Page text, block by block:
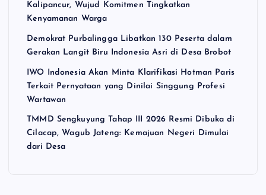
Kalipancur, Wujud Komitmen Tingkatkan
Kenyamanan Warga
Demokrat Purbalingga Libatkan 130 Peserta dalam
Gerakan Langit Biru Indonesia Asri di Desa Brobot
IWO Indonesia Akan Minta Klarifikasi Hotman Paris
Terkait Pernyataan yang Dinilai Singgung Profesi
Wartawan
TMMD Sengkuyung Tahap III 2026 Resmi Dibuka di
Cilacap, Wagub Jateng: Kemajuan Negeri Dimulai
dari Desa